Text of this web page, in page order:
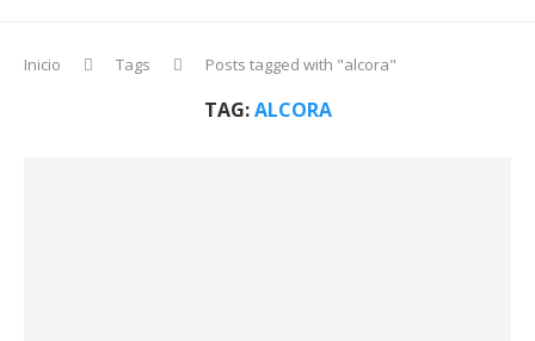
Inicio Tags Posts tagged with "alcora"
TAG:ALCORA